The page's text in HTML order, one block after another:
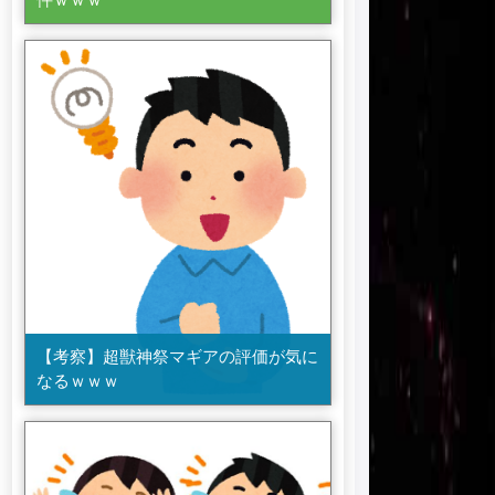
【考察】超獣神祭マギアの評価が気に
なるｗｗｗ